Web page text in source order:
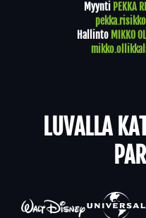
Myynti PEKKA
Hallinto MIKKO
LUVALLA